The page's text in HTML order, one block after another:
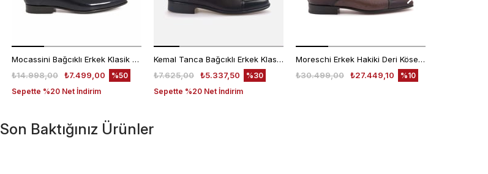
Mocassini Bağcıklı Erkek Klasik Ayakkabı 4625
₺7.499,00
₺14.998,00
Sepette %20 Net İndirim
%50
Kemal Tanca Bağcıklı Erkek Klasik Ayakkabı 7453
₺5.337,50
₺7.625,00
Sepette %20 Net İndirim
%30
Moreschi Erkek Hakiki Deri Kösele Taban Kahverengi Klasik Ayakkabı
₺27.449,10
₺30.499,00 %10
Son Baktığınız Ürünler